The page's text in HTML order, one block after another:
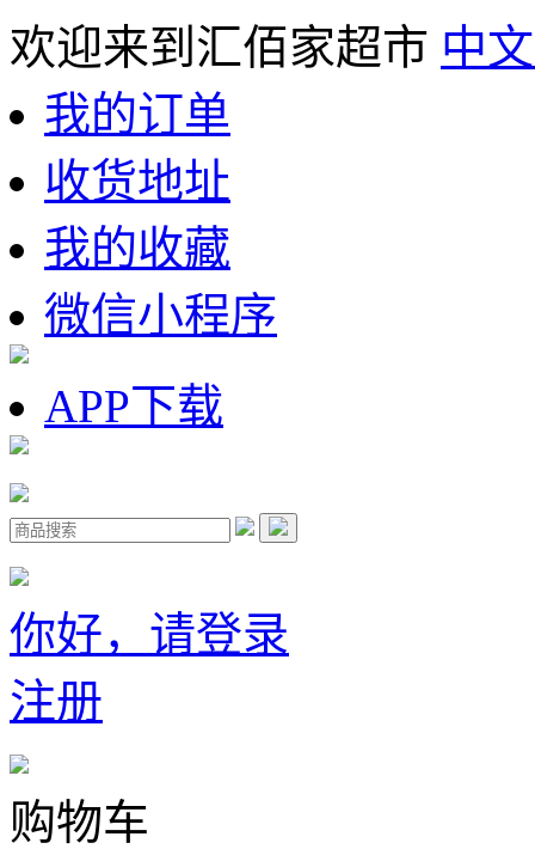
欢迎来到汇佰家超市 中
我的订单
收货地址
我的收藏
微信小程序
APP下载
你好，请登录
注册
购物车